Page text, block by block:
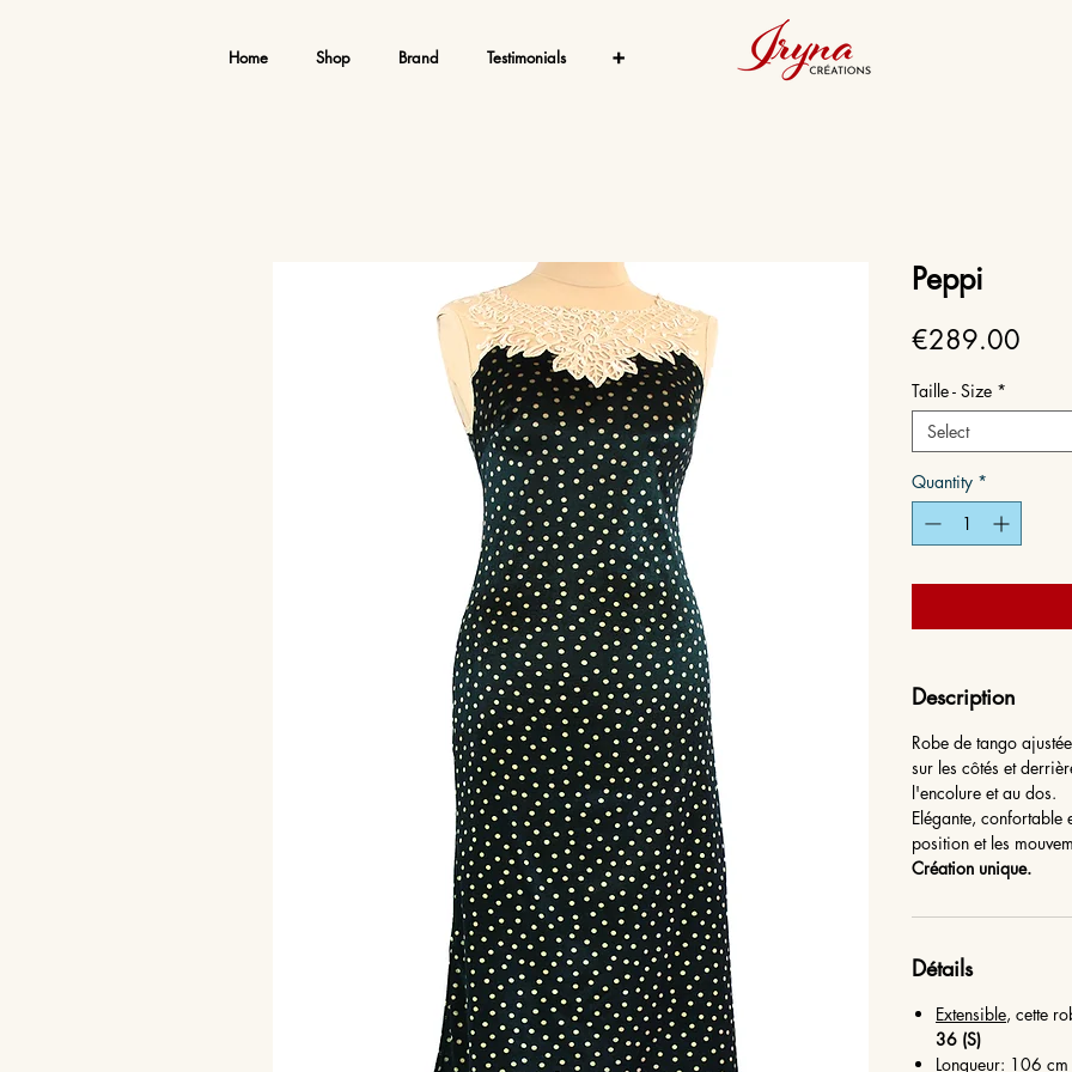
Home Shop Brand Testimonials ➕
Peppi
€289.00
Taille - Size *
Select
Quantity *
Description
Robe de tango
sur les côtés et
l'encolure et au dos.
Elégante, confortable
position et les
Création unique.
Détails
Extensible, cette
36 (S)
Longueur: 106